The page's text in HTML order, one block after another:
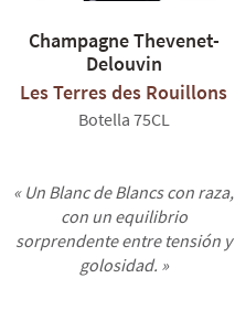
Champagne Thevenet-
Delouvin
Les Terres des Rouillons
Botella 75CL
« Un Blanc de Blancs con raza,
con un equilibrio
sorprendente entre tensión y
golosidad. »